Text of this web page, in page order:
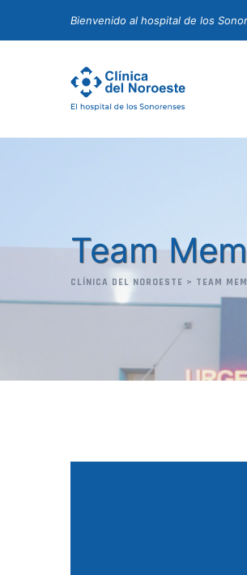
Bienvenido al hospital de los
Team
CLÍNICA DEL NOROESTE > TEAM